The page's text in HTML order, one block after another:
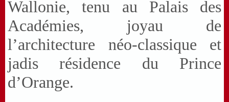
Wallonie, tenu au Palais des
Académies, joyau de
l’architecture néo-classique et
jadis résidence du Prince
d’Orange.